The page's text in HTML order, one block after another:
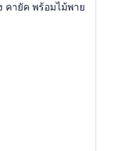
ายัค พร้อมไม้พาย